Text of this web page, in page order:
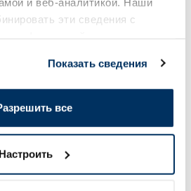
эти сведения с
Показать сведения
все
Настроить
с картой